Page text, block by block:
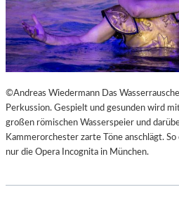
©Andreas Wiedermann Das
Perkussion. Gespielt und gesunden wird
großen römischen Wasserspeier und
Kammerorchester zarte Töne anschlägt.
nur die Opera Incognita in München.